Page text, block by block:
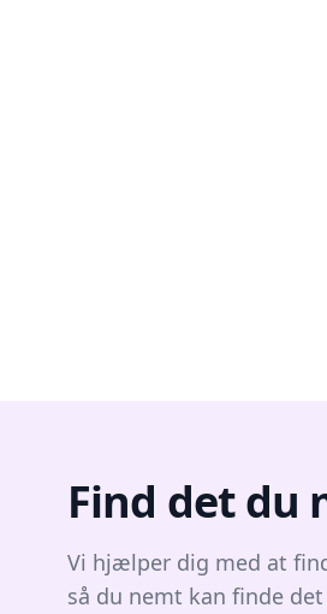
Find det du
Vi hjælper dig med at
så du nemt kan finde